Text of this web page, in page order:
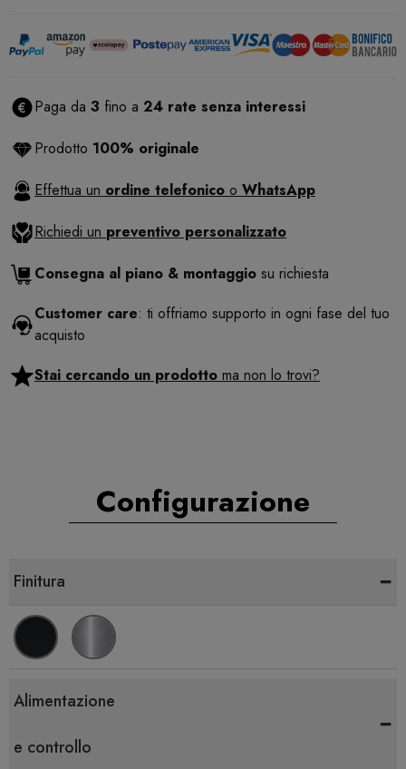
Paga da 3 fino a 24 rate senza interessi
Prodotto 100% originale
Effettua un ordine telefonico o WhatsApp
Richiedi un preventivo personalizzato
Consegna al piano & montaggio su richiesta
Customer care: ti offriamo supporto in ogni fase del tuo
acquisto
Stai cercando un prodotto ma non lo trovi?
Configurazione
Finitura -
Alimentazione
e controllo
-